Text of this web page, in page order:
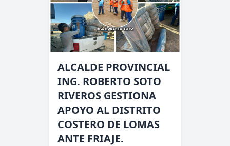
ALCALDE PROVINCIAL
ING. ROBERTO SOTO
RIVEROS GESTIONA
APOYO AL DISTRITO
COSTERO DE LOMAS
ANTE FRIAJE.